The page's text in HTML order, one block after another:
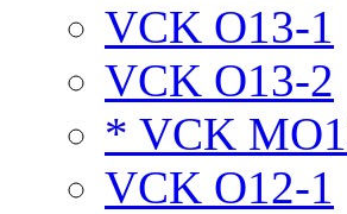
VCK O13-1
VCK O13-2
* VCK
VCK O12-1